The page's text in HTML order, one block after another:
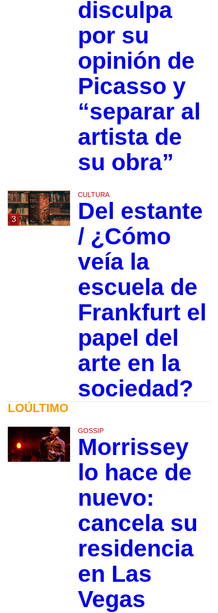
disculpa
por su
opinión de
Picasso y
“separar al
artista de
su obra”
3
CULTURA
Del estante
/ ¿Cómo
veía la
escuela de
Frankfurt el
papel del
arte en la
sociedad?
LOÚLTIMO
GOSSIP
Morrissey
lo hace de
nuevo:
cancela su
residencia
en Las
Vegas